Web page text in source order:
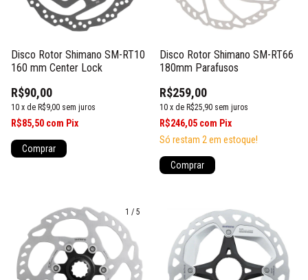
Disco Rotor Shimano SM-RT10
160 mm Center Lock
R$90,00
10 x de R$9,00 sem juros
R$85,50 com Pix
Comprar
Disco Rotor Shimano SM-RT66
180mm Parafusos
R$259,00
10 x de R$25,90 sem juros
R$246,05 com Pix
Só restam 2 em estoque!
Comprar
1 / 5